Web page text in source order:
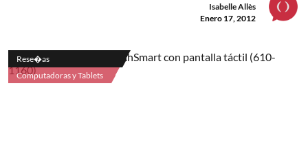
Isabelle Allès
Enero 17, 2012
Rese�as
Computadoras y Tablets